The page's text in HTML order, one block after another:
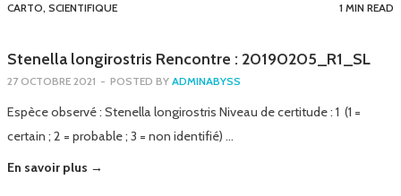
CARTO, SCIENTIFIQUE 1 MIN READ
Stenella longirostris Rencontre : 20190205_R1_SL
27 OCTOBRE 2021 - POSTED BY ADMINABYSS
Espèce observé : Stenella longirostris Niveau de certitude : 1 (1 =
certain ; 2 = probable ; 3 = non identifié) …
En savoir plus →